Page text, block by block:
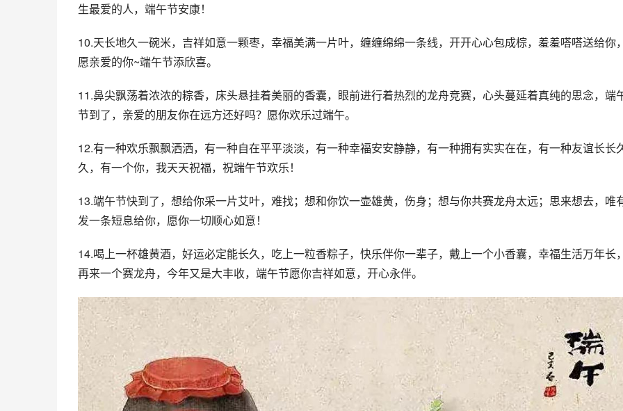
生最爱的人，端午节安康！
10.天长地久一碗米，吉祥如意一颗枣，幸福美满一片叶，缠缠绵绵一条线，开开心心包成棕，羞羞嗒嗒送给你
愿亲爱的你~端午节添欣喜。
11.鼻尖飘荡着浓浓的粽香，床头悬挂着美丽的香囊，眼前进行着热烈的龙舟竞赛，心头蔓延着真纯的思念，端
节到了，亲爱的朋友你在远方还好吗？愿你欢乐过端午。
12.有一种欢乐飘飘洒洒，有一种自在平平淡淡，有一种幸福安安静静，有一种拥有实实在在，有一种友谊长长
久，有一个你，我天天祝福，祝端午节欢乐！
13.端午节快到了，想给你采一片艾叶，难找；想和你饮一壶雄黄，伤身；想与你共赛龙舟太远；思来想去，唯
发一条短息给你，愿你一切顺心如意！
14.喝上一杯雄黄酒，好运必定能长久，吃上一粒香粽子，快乐伴你一辈子，戴上一个小香囊，幸福生活万年长
再来一个赛龙舟，今年又是大丰收，端午节愿你吉祥如意，开心永伴。